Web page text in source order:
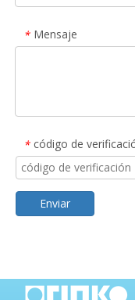
* Mensaje
* código de
Enviar